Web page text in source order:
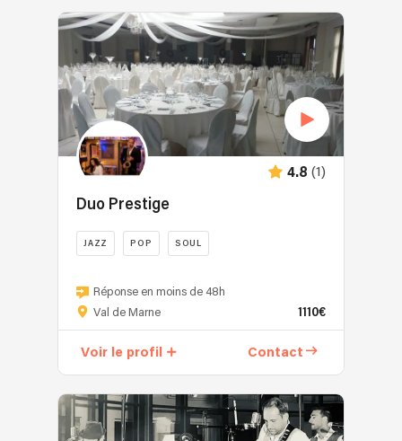
4.8 (1)
Duo Prestige
JAZZ POP SOUL
Réponse en moins de 48h
Val de Marne
1110€
Voir le profil Contact